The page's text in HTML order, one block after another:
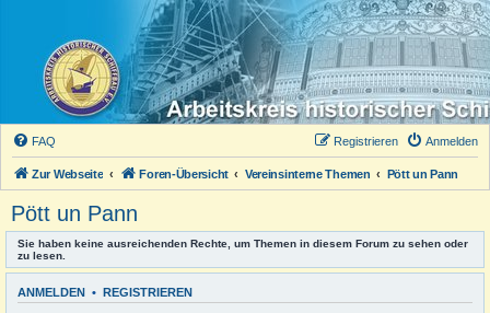
FAQ Anmelden
Registrieren
Zur Webseite Foren-Übersicht Vereinsinterne Themen Pött un Pann
Pött un Pann
Sie haben keine ausreichenden Rechte, um Themen in diesem Forum zu sehen oder
zu lesen.
ANMELDEN • REGISTRIEREN